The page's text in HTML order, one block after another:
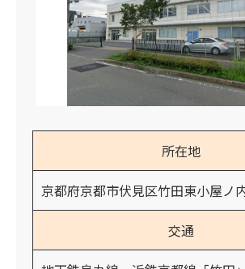
所在地
京都府京都市伏見区竹田東小屋ノ
交通